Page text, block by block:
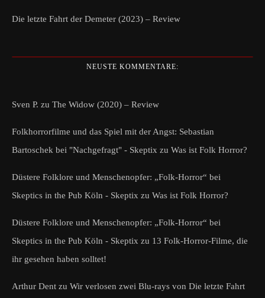
Die letzte Fahrt der Demeter (2023) – Review
NEUSTE KOMMENTARE:
Sven P. zu The Widow (2020) – Review
Folkhorrorfilme und das Spiel mit der Angst: Sebastian
Bartoschek bei "Nachgefragt" - Skeptix zu Was ist Folk Horror?
Düstere Folklore und Menschenopfer: „Folk-Horror“ bei
Skeptics in the Pub Köln - Skeptix zu Was ist Folk Horror?
Düstere Folklore und Menschenopfer: „Folk-Horror“ bei
Skeptics in the Pub Köln - Skeptix zu 13 Folk-Horror-Filme, die
ihr gesehen haben solltet!
Arthur Dent zu Wir verlosen zwei Blu-rays von Die letzte Fahrt